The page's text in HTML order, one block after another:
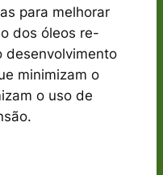
para melhorar
dos óleos re-
desenvolvimento
minimizam o
o uso de